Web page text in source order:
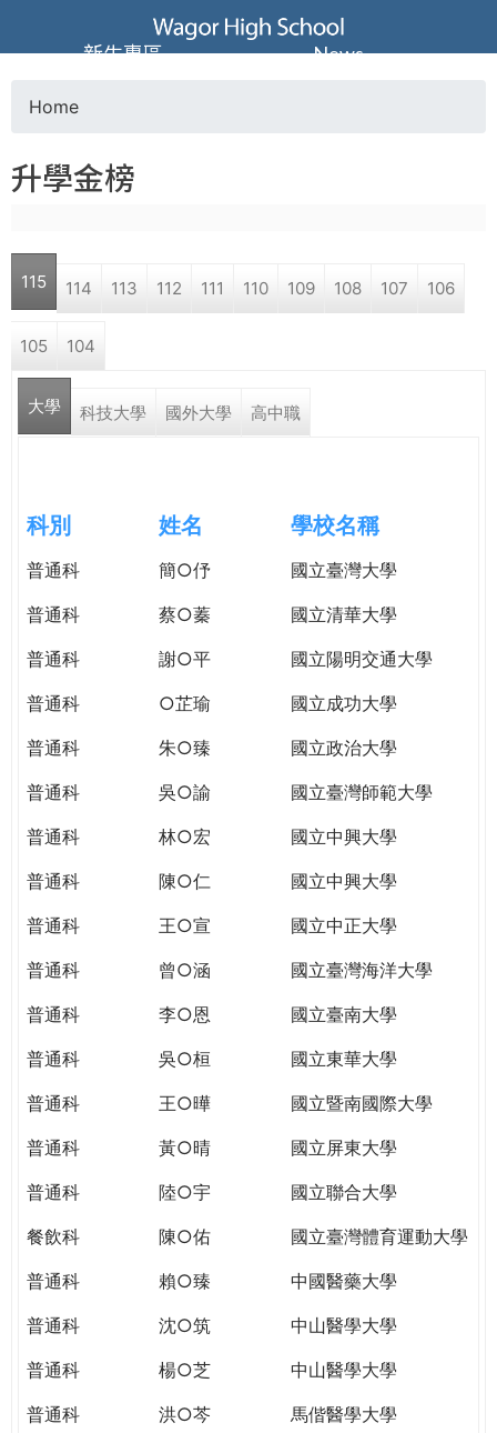
Jump to navigation
葳
格
高
中
學
格。
民。
TODAY
WORLD
TOMORROW
YOU
THE
PATH
GLOBAL
o
u
a
r
e
e
r
e
Home
升學金榜
115 114 113 112 111 110 109 108 107 106
105 104
大學 科技大學 國外大學 高中職
科別 姓名 學校名稱
普通科 簡○伃
國立臺灣大學
普通科
蔡○蓁
國立清華大學
普通科
謝○平
國立陽明交通大學
普通科
○芷瑜
國立成功大學
普通科
朱○臻
國立政治大學
普通科
吳○諭
國立臺灣師範大學
普通科
林○宏
國立中興大學
普通科
陳○仁
國立中興大學
普通科
王○宣
國立中正大學
普通科
曾○涵
國立臺灣海洋大學
普通科
李○恩
國立臺南大學
普通科
吳○桓
國立東華大學
普通科
王○曄
國立暨南國際大學
普通科
黃○晴
國立屏東大學
普通科
陸○宇
國立聯合大學
餐飲科
陳○佑
國立臺灣體育運動大學
普通科
賴○臻
中國醫藥大學
普通科
沈○筑
中山醫學大學
普通科
楊○芝
中山醫學大學
普通科
洪○芩
馬偕醫學大學
新生專區 News